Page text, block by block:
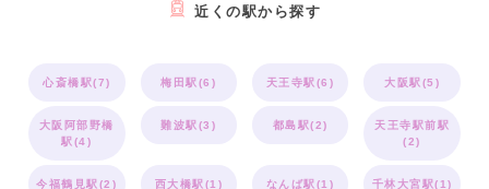
近くの駅から探す
心斎橋駅(7) 梅田駅(6) 天王寺駅(6) 大阪駅(5)
大阪阿部野橋
駅(4)
難波駅(3) 都島駅(2)
天王寺駅前駅
(2)
今福鶴見駅(2) 西大橋駅(1) なんば駅(1) 千林大宮駅(1)